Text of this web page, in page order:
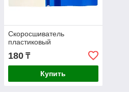
Cкоросшиватель
пластиковый
180 ₸
Купить